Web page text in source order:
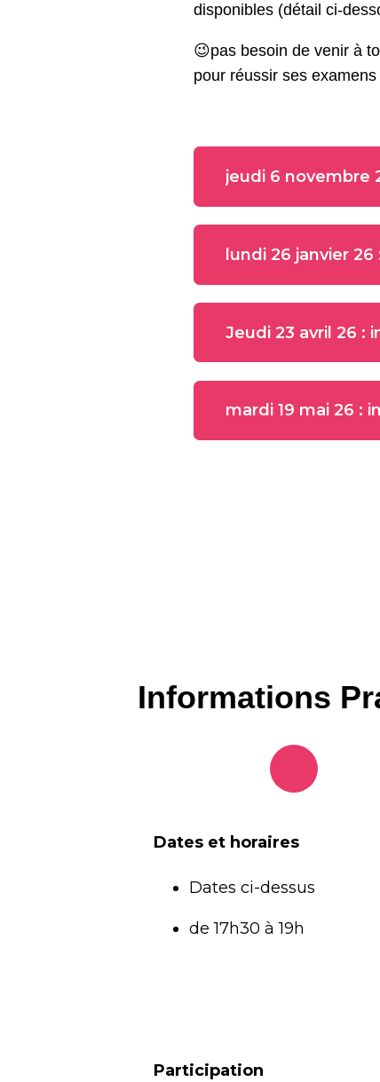
disponibles (détail ci-
😉pas besoin de venir à
pour réussir ses
jeudi 6 novembre
lundi 26 janvier
Jeudi 23 avril 26 :
mardi 19 mai 26 :
Informations
Dates et horaires
Dates ci-dessus
de 17h30 à 19h
Participation